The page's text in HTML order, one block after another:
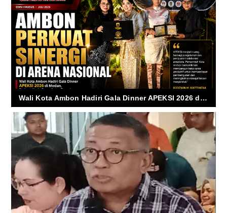
Wali Kota Ambon Hadiri Gala Dinner APEKSI 2026 di Medan, Perkuat Kerja Sama Antar Daerah